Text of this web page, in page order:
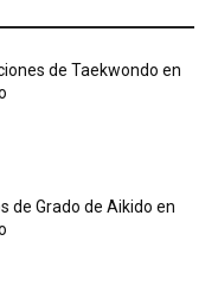
de Taekwondo en
de Grado de Aikido en